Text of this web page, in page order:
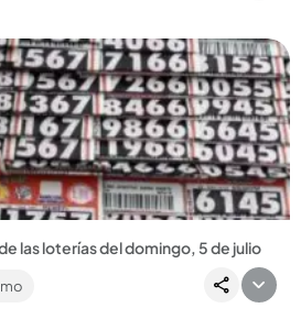
Noticia
las loterías del domingo, 5 de julio
fue el feliz ganador de algún sorteo
¡Mucha suerte!...